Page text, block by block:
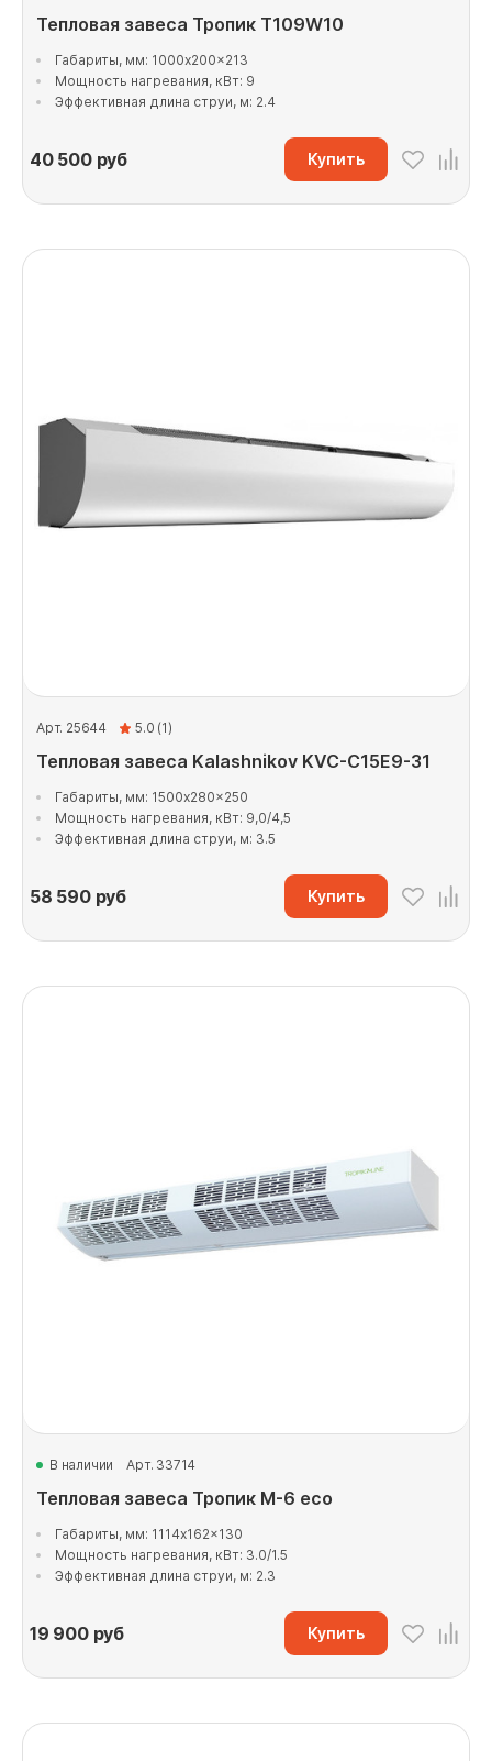
Тепловая завеса Тропик Т109W10
Габариты, мм: 1000x200x213
Мощность нагревания, кВт: 9
Эффективная длина струи, м: 2.4
40 500руб Купить
Арт. 25644 5.0 (1)
Тепловая завеса Kalashnikov KVC-C15E9-31
Габариты, мм: 1500x280x250
Мощность нагревания, кВт: 9,0/4,5
Эффективная длина струи, м: 3.5
58 590руб Купить
В наличии Арт. 33714
Тепловая завеса Тропик М-6 eco
Габариты, мм: 1114x162x130
Мощность нагревания, кВт: 3.0/1.5
Эффективная длина струи, м: 2.3
19 900руб Купить